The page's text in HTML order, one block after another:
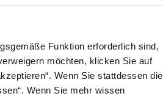
Funktion erforderlich sind,
möchten, klicken Sie auf
Wenn Sie stattdessen die
Wenn Sie mehr wissen